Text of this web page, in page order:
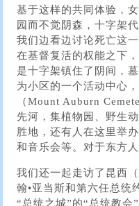
基于这样的共同体验，
园而不觉阴森，十字架
我们边看边讨论死亡这
在基督复活的权能之下
是十字架镇住了阴间，
为小区的一个活动中心
（Mount Auburn
先河，集植物园、野生
胜地，还有人在这里举
和音乐会等。对于东方
我们还一起走访了昆西
翰•亚当斯和第六任总统
“总统之城”的“总统教会